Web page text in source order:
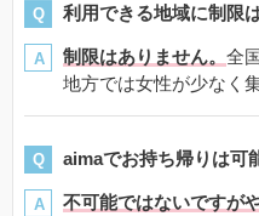
利用できる地域に制限
制限はありません。 全
地方では女性が少なく
aimaでお持ち帰りは可
不可能ではないですが